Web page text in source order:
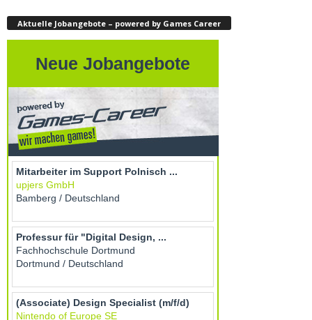
Aktuelle Jobangebote – powered by Games Career